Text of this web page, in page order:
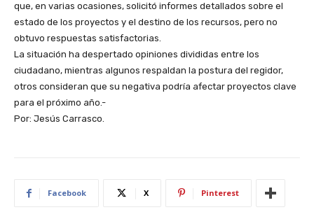
que, en varias ocasiones, solicitó informes detallados sobre el
estado de los proyectos y el destino de los recursos, pero no
obtuvo respuestas satisfactorias.
La situación ha despertado opiniones divididas entre los
ciudadano, mientras algunos respaldan la postura del regidor,
otros consideran que su negativa podría afectar proyectos clave
para el próximo año.-
Por: Jesús Carrasco.
Facebook X Pinterest